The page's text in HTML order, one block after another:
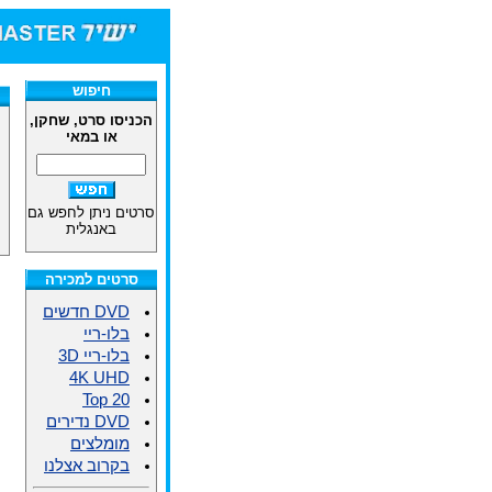
חיפוש
הכניסו סרט, שחקן,
או במאי
סרטים ניתן לחפש גם
באנגלית
סרטים למכירה
DVD חדשים
בלו-ריי
בלו-ריי 3D
4K UHD
Top 20
DVD נדירים
מומלצים
בקרוב אצלנו